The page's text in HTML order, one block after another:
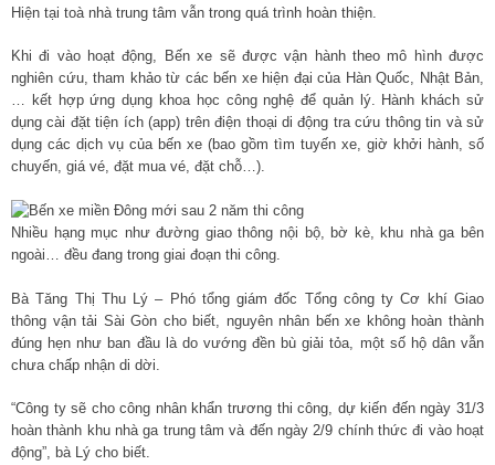
Hiện tại toà nhà trung tâm vẫn trong quá trình hoàn thiện.
Khi đi vào hoạt động, Bến xe sẽ được vận hành theo mô hình được
nghiên cứu, tham khảo từ các bến xe hiện đại của Hàn Quốc, Nhật Bản,
… kết hợp ứng dụng khoa học công nghệ để quản lý. Hành khách sử
dụng cài đặt tiện ích (app) trên điện thoại di động tra cứu thông tin và sử
dụng các dịch vụ của bến xe (bao gồm tìm tuyến xe, giờ khởi hành, số
chuyến, giá vé, đặt mua vé, đặt chỗ…).
Nhiều hạng mục như đường giao thông nội bộ, bờ kè, khu nhà ga bên
ngoài… đều đang trong giai đoạn thi công.
Bà Tăng Thị Thu Lý – Phó tổng giám đốc Tổng công ty Cơ khí Giao
thông vận tải Sài Gòn cho biết, nguyên nhân bến xe không hoàn thành
đúng hẹn như ban đầu là do vướng đền bù giải tỏa, một số hộ dân vẫn
chưa chấp nhận di dời.
“Công ty sẽ cho công nhân khẩn trương thi công, dự kiến đến ngày 31/3
hoàn thành khu nhà ga trung tâm và đến ngày 2/9 chính thức đi vào hoạt
động”, bà Lý cho biết.